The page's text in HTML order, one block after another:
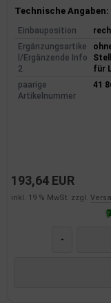
Technische Angaben:
Einbauposition
Ergänzungsartike
l/Ergänzende Info
2
für
paarige
Artikelnummer
41
193,64 EUR
inkl. 19 % MwSt. zzgl.
-